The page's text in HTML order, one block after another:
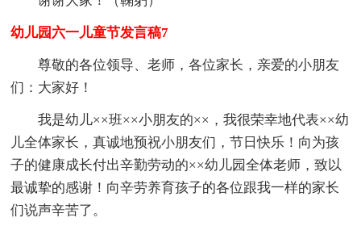
幼儿园六一儿童节发言稿7
尊敬的各位领导、老师，各位家长，亲爱的小朋友
们：大家好！
我是幼儿××班××小朋友的××，我很荣幸地代表××幼
儿全体家长，真诚地预祝小朋友们，节日快乐！向为孩
子的健康成长付出辛勤劳动的××幼儿园全体老师，致以
最诚挚的感谢！向辛劳养育孩子的各位跟我一样的家长
们说声辛苦了。